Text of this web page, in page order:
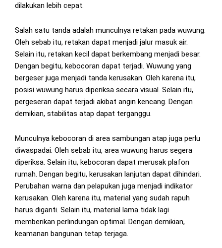
dilakukan lebih cepat.
Salah satu tanda adalah munculnya retakan pada wuwung.
Oleh sebab itu, retakan dapat menjadi jalur masuk air.
Selain itu, retakan kecil dapat berkembang menjadi besar.
Dengan begitu, kebocoran dapat terjadi. Wuwung yang
bergeser juga menjadi tanda kerusakan. Oleh karena itu,
posisi wuwung harus diperiksa secara visual. Selain itu,
pergeseran dapat terjadi akibat angin kencang. Dengan
demikian, stabilitas atap dapat terganggu.
Munculnya kebocoran di area sambungan atap juga perlu
diwaspadai. Oleh sebab itu, area wuwung harus segera
diperiksa. Selain itu, kebocoran dapat merusak plafon
rumah. Dengan begitu, kerusakan lanjutan dapat dihindari.
Perubahan warna dan pelapukan juga menjadi indikator
kerusakan. Oleh karena itu, material yang sudah rapuh
harus diganti. Selain itu, material lama tidak lagi
memberikan perlindungan optimal. Dengan demikian,
keamanan bangunan tetap terjaga.